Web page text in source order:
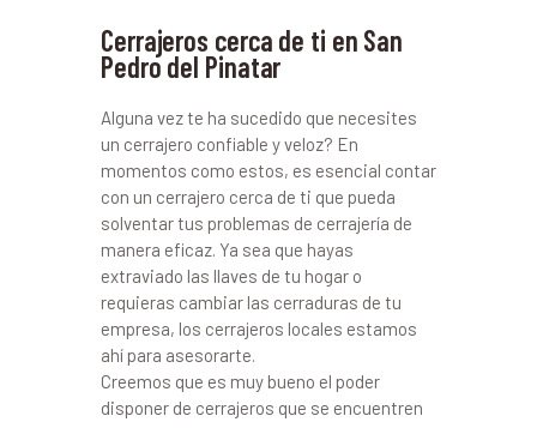
Cerrajeros cerca de ti en San
Pedro del Pinatar
Alguna vez te ha sucedido que necesites
un cerrajero confiable y veloz? En
momentos como estos, es esencial contar
con un cerrajero cerca de ti que pueda
solventar tus problemas de cerrajería de
manera eficaz. Ya sea que hayas
extraviado las llaves de tu hogar o
requieras cambiar las cerraduras de tu
empresa, los cerrajeros locales estamos
ahí para asesorarte.
Creemos que es muy bueno el poder
disponer de cerrajeros que se encuentren